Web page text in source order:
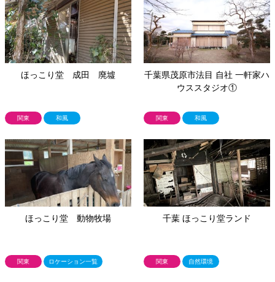
ほっこり堂 成田 廃墟
関東 和風
千葉県茂原市法目 自社 一軒家ハ
ウススタジオ①
関東 和風
ほっこり堂 動物牧場
関東 ロケーション一覧
千葉 ほっこり堂ランド
関東 自然環境